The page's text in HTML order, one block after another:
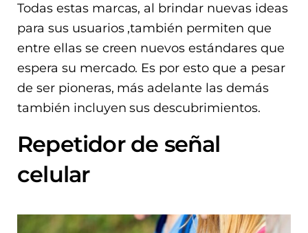
Todas estas marcas, al brindar nuevas ideas
para sus usuarios ,también permiten que
entre ellas se creen nuevos estándares que
espera su mercado. Es por esto que a pesar
de ser pioneras, más adelante las demás
también incluyen sus descubrimientos.
Repetidor de señal
celular